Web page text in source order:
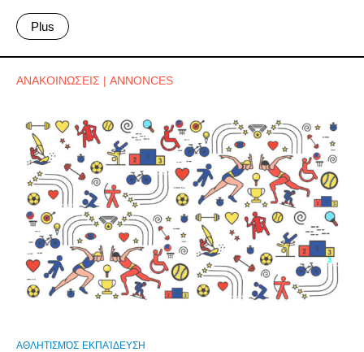
Plus
ΑΝΑΚΟΙΝΩΣΕΙΣ | ANNONCES
ΑΘΛΗΤΙΣΜΌΣ ΕΚΠΑΊΔΕΥΣΗ